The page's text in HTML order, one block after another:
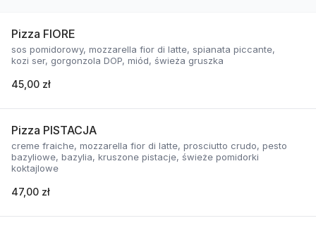
Pizza FIORE
sos pomidorowy, mozzarella fior di latte, spianata piccante,
kozi ser, gorgonzola DOP, miód, świeża gruszka
45,00 zł
Pizza PISTACJA
creme fraiche, mozzarella fior di latte, prosciutto crudo, pesto
bazyliowe, bazylia, kruszone pistacje, świeże pomidorki
koktajlowe
47,00 zł